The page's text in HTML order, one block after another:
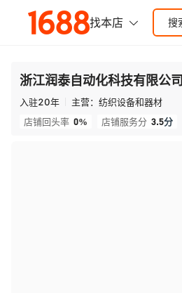
浙江润泰自动化科技有限公司
入驻20年 主营： 纺织设备和器材
店铺回头率 0% 店铺服务分 3.5分